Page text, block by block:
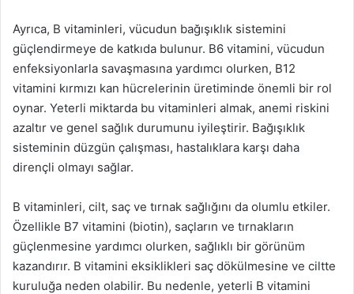
Ayrıca, B vitaminleri, vücudun bağışıklık sistemini
güçlendirmeye de katkıda bulunur. B6 vitamini, vücudun
enfeksiyonlarla savaşmasına yardımcı olurken, B12
vitamini kırmızı kan hücrelerinin üretiminde önemli bir rol
oynar. Yeterli miktarda bu vitaminleri almak, anemi riskini
azaltır ve genel sağlık durumunu iyileştirir. Bağışıklık
sisteminin düzgün çalışması, hastalıklara karşı daha
dirençli olmayı sağlar.
B vitaminleri, cilt, saç ve tırnak sağlığını da olumlu etkiler.
Özellikle B7 vitamini (biotin), saçların ve tırnakların
güçlenmesine yardımcı olurken, sağlıklı bir görünüm
kazandırır. B vitamini eksiklikleri saç dökülmesine ve ciltte
kuruluğa neden olabilir. Bu nedenle, yeterli B vitamini